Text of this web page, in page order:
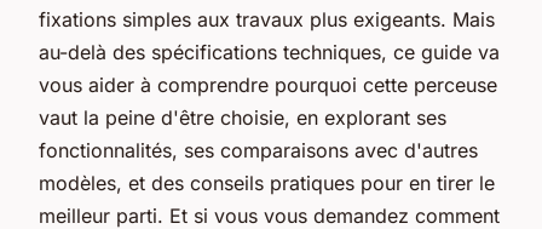
fixations simples aux travaux plus exigeants. Mais
au-delà des spécifications techniques, ce guide va
vous aider à comprendre pourquoi cette perceuse
vaut la peine d'être choisie, en explorant ses
fonctionnalités, ses comparaisons avec d'autres
modèles, et des conseils pratiques pour en tirer le
meilleur parti. Et si vous vous demandez comment